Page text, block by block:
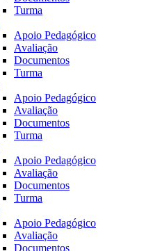
Turma
Apoio Pedagógico
Avaliação
Documentos
Turma
Apoio Pedagógico
Avaliação
Documentos
Turma
Apoio Pedagógico
Avaliação
Documentos
Turma
Apoio Pedagógico
Avaliação
Documentos